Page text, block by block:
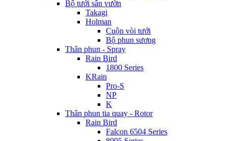
Bộ tưới sân vườn
Takagi
Holman
Cuộn vòi tưới
Bộ phun sương
Thân phun - Spray
Rain Bird
1800 Series
KRain
Pro-S
NP
K
Thân phun tia quay - Rotor
Rain Bird
Falcon 6504 Series